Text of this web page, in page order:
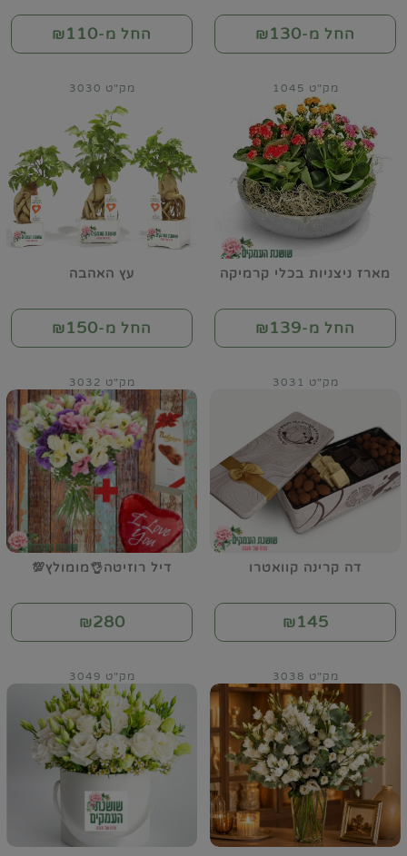
החל מ-₪130 החל מ-₪110
מארז ניצניות בכלי קרמיקה
מק"ט 1045
החל מ-₪139
עץ האהבה
מק"ט 3030
החל מ-₪150
דה קרינה קוואטרו
מק"ט 3031
₪145
דיל רוזיטה👌מומולץ💯
מק"ט 3032
₪280
מק"ט 3038 מק"ט 3049